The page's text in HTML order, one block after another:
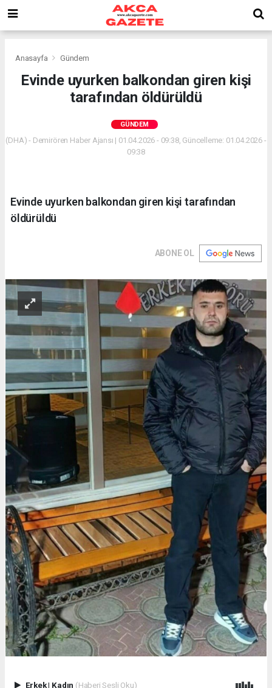
Anasayfa Gündem
Evinde uyurken balkondan giren kişi
tarafından öldürüldü
GÜNDEM
(DHA) - Demirören Haber Ajansı | 01.04.2026 - 09:38, Güncelleme: 01.04.2026 -
09:38
Evinde uyurken balkondan giren kişi tarafından
öldürüldü
ABONE OL
Erkek| Kadın (Haberi Sesli Oku)